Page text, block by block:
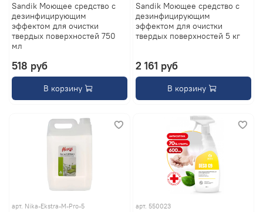
Sandik Моющее средство с
дезинфицирующим
эффектом для очистки
твердых поверхностей 750
мл
518 руб
В корзину
Sandik Моющее средство с
дезинфицирующим
эффектом для очистки
твердых поверхностей 5 кг
2 161 руб
В корзину
арт. Nika-Ekstra-M-Pro-5 арт. 550023